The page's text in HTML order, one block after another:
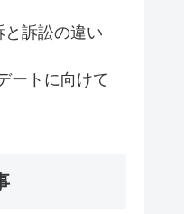
訴訟の違い
ートに向けて